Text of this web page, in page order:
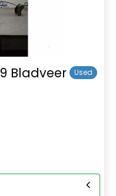
Bladveer
Used